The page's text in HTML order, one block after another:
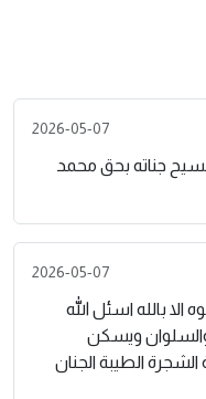
2026-05-07
جناته بحق محمد
2026-05-07
الا بالله اسئل الله
ويسكن
الطيبة الجنان